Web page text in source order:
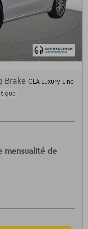
Brake CLA Luxury Line
mensualité de